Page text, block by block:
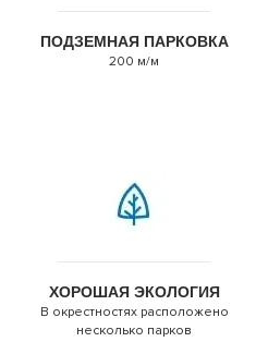
ПОДЗЕМНАЯ ПАРКОВКА
200 м/м
ХОРОШАЯ ЭКОЛОГИЯ
В окрестностях расположено
несколько парков